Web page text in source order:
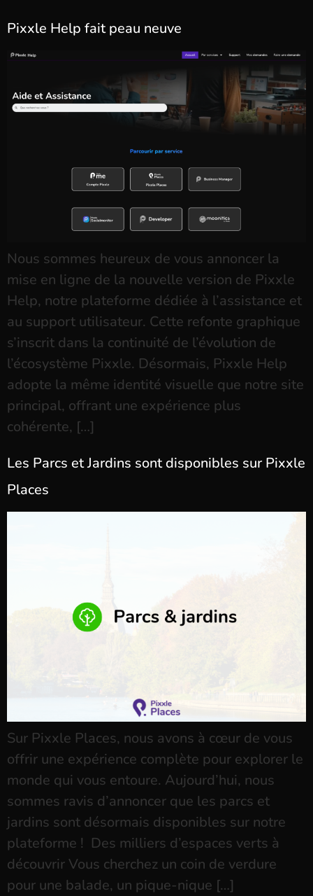
Pixxle Help fait peau neuve
Nous sommes heureux de vous annoncer la
mise en ligne de la nouvelle version de Pixxle
Help, notre plateforme dédiée à l’assistance et
au support utilisateur. Cette refonte graphique
s’inscrit dans la continuité de l’évolution de
l’écosystème Pixxle. Désormais, Pixxle Help
adopte la même identité visuelle que notre site
principal, offrant une expérience plus
cohérente, […]
Les Parcs et Jardins sont disponibles sur Pixxle
Places
Sur Pixxle Places, nous avons à cœur de vous
offrir une expérience complète pour explorer le
monde qui vous entoure. Aujourd’hui, nous
sommes ravis d’annoncer que les parcs et
jardins sont désormais disponibles sur notre
plateforme ! Des milliers d’espaces verts à
découvrir Vous cherchez un coin de verdure
pour une balade, un pique-nique […]